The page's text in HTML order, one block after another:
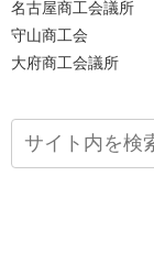
名古屋商工会議所
守山商工会
大府商工会議所